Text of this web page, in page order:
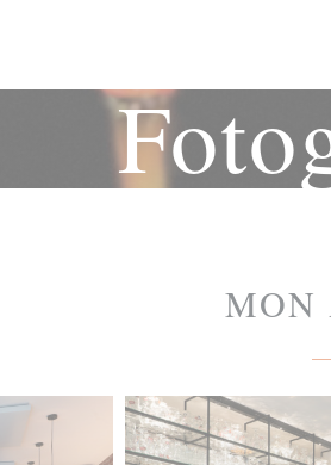
MON